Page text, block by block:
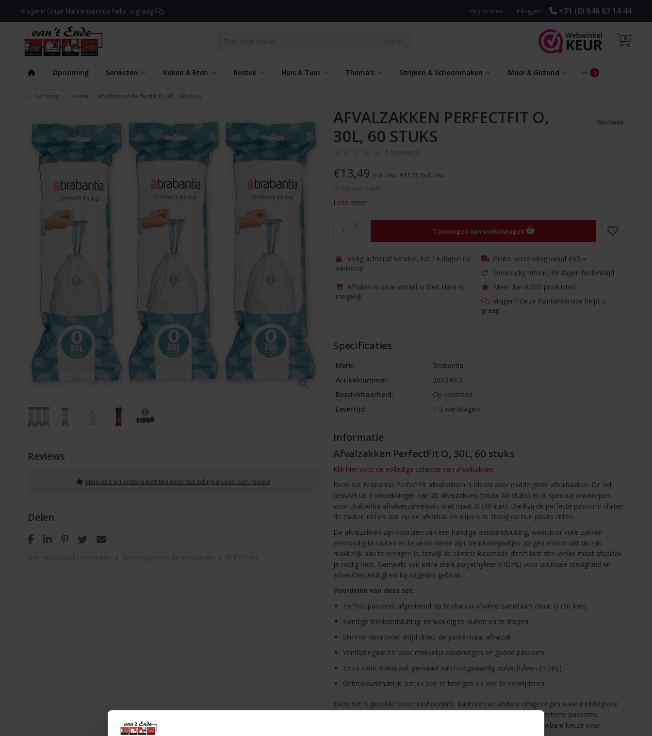
Vragen? Onze klantenservice helpt u graag +31 (0) 546 67 14 44
Inloggen
Registreren
0
Opruiming Serviezen Koken & Eten Bestek Huis & Tuin Thema's Strijken & Schoonmaken Mooi & Gezond
Ga terug Home Afvalzakken PerfectFit O, 30L, 60 stuks
Reviews
Help ons en andere klanten door het schrijven van een review
Delen
/ /
AFVALZAKKEN PERFECTFIT O,
30L, 60 STUKS
0 Review(s)
€13,49 Incl. btw €11,15 Excl. btw
Op voorraad
Lees meer
+
-
Toevoegen aan winkelwagen
Veilig achteraf betalen, tot 14 dagen na
aankoop
Gratis verzending vanaf €60,=
Eenvoudig retour, 30 dagen bedenktijd
Afhalen in onze winkel in Den Ham is
mogelijk
Meer dan 8.000 producten
Vragen? Onze klantenservice helpt u
graag
Specificaties
Merk:
Brabantia
Artikelnummer:
300349/3
Beschikbaarheid:
Op voorraad
Levertijd:
1-3 werkdagen
Informatie
Afvalzakken PerfectFit O, 30L, 60 stuks
Klik hier voor de volledige collectie van afvalbakken
Deze set Brabantia PerfectFit afvalzakken is ideaal voor middelgrote afvalbakken. De set
bestaat uit 3 verpakkingen van 20 afvalzakken (totaal 60 stuks) en is speciaal ontworpen
voor Brabantia afvalverzamelaars met maat O (30 liter). Dankzij de perfecte pasvorm sluiten
de zakken netjes aan op de afvalbak en blijven ze stevig op hun plaats zitten.
De afvalzakken zijn voorzien van een handige trekbandsluiting, waardoor volle zakken
eenvoudig te sluiten en te verwijderen zijn. Ventilatiegaatjes zorgen ervoor dat de zak
makkelijk aan te brengen is, terwijl de slimme kleurcode direct laat zien welke maat afvalzak
je nodig hebt. Gemaakt van extra sterk polyethyleen (HDPE) voor optimale stevigheid en
scheurbestendigheid bij dagelijks gebruik.
Voordelen van deze set:
Perfect passend: afgestemd op Brabantia afvalverzamelaars maat O (30 liter)
Handige trekbandsluiting: eenvoudig te sluiten en te dragen
Slimme kleurcode: altijd direct de juiste maat afvalzak
Ventilatiegaatjes: voor makkelijk aanbrengen en goede pasvorm
Extra sterk materiaal: gemaakt van hoogwaardig polyethyleen (HDPE)
Gebruiksvriendelijk: netjes aan te brengen en snel te verwijderen
Deze set is geschikt voor huishoudens, kantoren en andere omgevingen waar middelgrote
afvalbakken intensief worden gebruikt. Dankzij de combinatie van perfecte pasvorm,
gebruiksgemak en sterk materiaal zijn deze afvalzakken een betrouwbare keuze voor